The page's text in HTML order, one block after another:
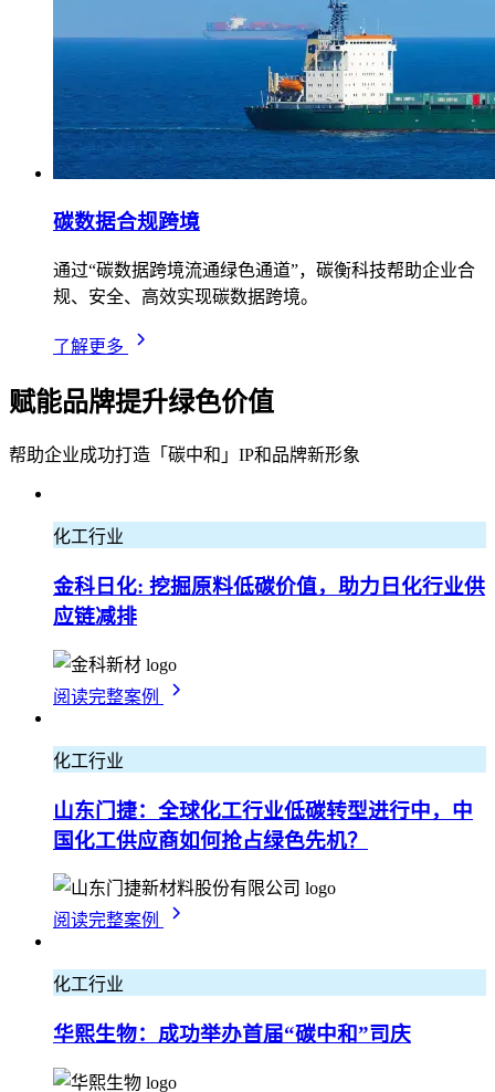
碳数据合规跨境
通过“碳数据跨境流通绿色通道”，碳衡科技帮助企业合
规、安全、高效实现碳数据跨境。
了解更多
赋能品牌提升绿色价值
帮助企业成功打造「碳中和」IP和品牌新形象
化工行业
金科日化: 挖掘原料低碳价值，助力日化行业供
应链减排
阅读完整案例
化工行业
山东门捷：全球化工行业低碳转型进行中，中
国化工供应商如何抢占绿色先机？
阅读完整案例
化工行业
华熙生物：成功举办首届“碳中和”司庆